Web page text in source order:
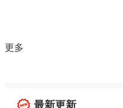
更多
最新更新